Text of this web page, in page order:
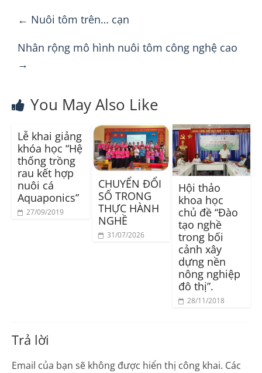
← Nuôi tôm trên… cạn
Nhân rộng mô hình nuôi tôm công nghệ cao
→
You May Also Like
Lễ khai giảng
khóa học “Hệ
thống trồng
rau kết hợp
nuôi cá
Aquaponics”
27/09/2019
CHUYỂN ĐỔI
SỐ TRONG
THỰC HÀNH
NGHỀ
31/07/2026
Hội thảo
khoa học
chủ đề “Đào
tạo nghề
trong bối
cảnh xây
dựng nền
nông nghiệp
đô thị”.
28/11/2018
Trả lời
Email của bạn sẽ không được hiển thị công khai. Các